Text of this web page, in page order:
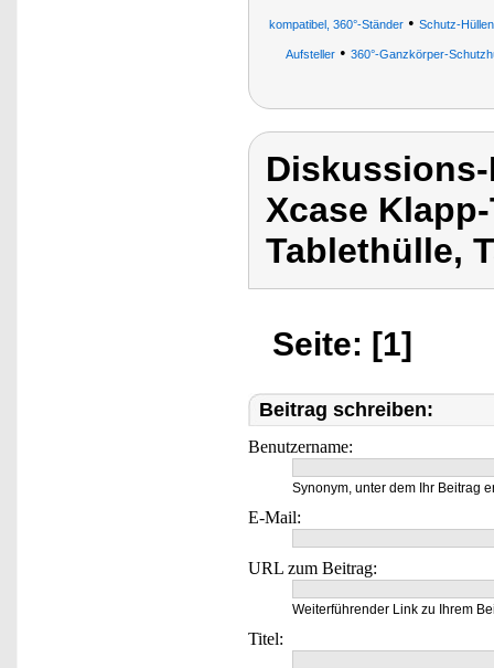
kompatibel, 360°-Ständer• Schutz-Hüllen
Aufsteller• 360°-Ganzkörper-
Xcase
Tablethülle,
Seite: [1]
Beitrag schreiben:
Benutzername:
Synonym, unter dem Ihr Beitrag
E-Mail:
URL zum Beitrag:
Weiterführender Link zu Ihrem
Titel: